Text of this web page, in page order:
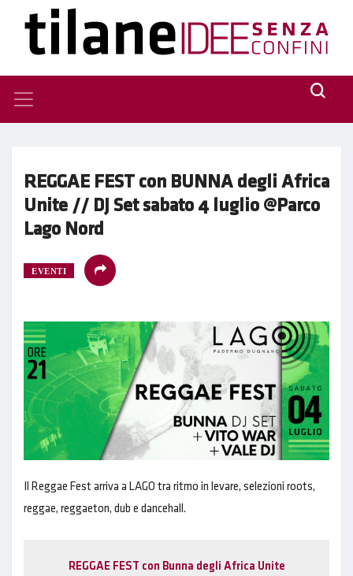
REGGAE FEST con BUNNA degli Africa
Unite // DJ Set sabato 4 luglio @Parco
Lago Nord
EVENTI
Il Reggae Fest arriva a LAGO tra ritmo in levare, selezioni roots,
reggae, reggaeton, dub e dancehall.
REGGAE FEST con Bunna degli Africa Unite